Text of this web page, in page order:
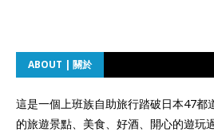
ABOUT | 關於
這是一個上班族自助旅行踏破日本47都
的旅遊景點、美食、好酒、開心的遊玩